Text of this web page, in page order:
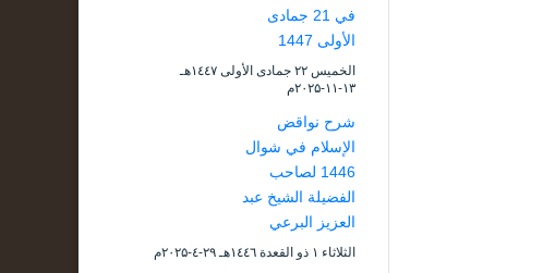
في 21 جمادى
الأولى 1447
الخميس ۲۲ جمادى الأولى ۱٤٤۷هـ
۱۳-۱۱-۲۰۲۵م
شرح نواقض
الإسلام في شوال
1446 لصاحب
الفضيلة الشيخ عبد
العزيز البرعي
الثلاثاء ۱ ذو القعدة ۱٤٤٦هـ ۲۹-٤-۲۰۲۵م